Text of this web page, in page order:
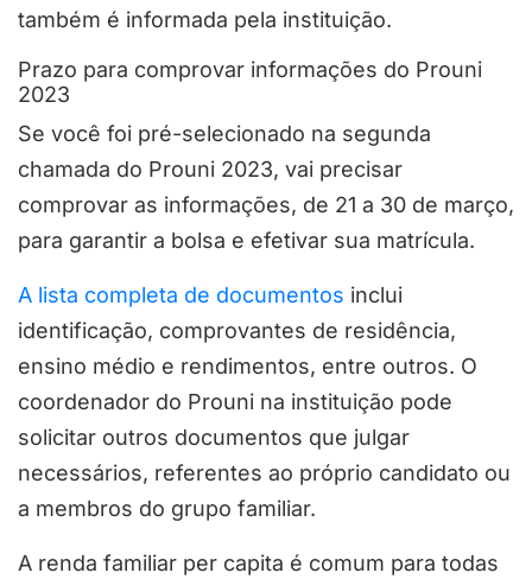
também é informada pela instituição.
Prazo para comprovar informações do Prouni
2023
Se você foi pré-selecionado na segunda
chamada do Prouni 2023, vai precisar
comprovar as informações, de 21 a 30 de março,
para garantir a bolsa e efetivar sua matrícula.
A lista completa de documentos inclui
identificação, comprovantes de residência,
ensino médio e rendimentos, entre outros. O
coordenador do Prouni na instituição pode
solicitar outros documentos que julgar
necessários, referentes ao próprio candidato ou
a membros do grupo familiar.
A renda familiar per capita é comum para todas